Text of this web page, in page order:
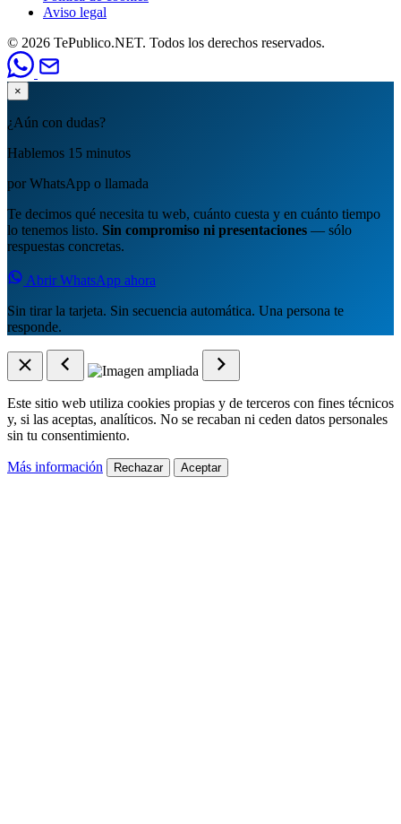
Aviso legal
© 2026 TePublico.NET. Todos los derechos reservados.
×
¿Aún con dudas?
Hablemos 15 minutos
por WhatsApp o llamada
Te decimos qué necesita tu web, cuánto cuesta y en cuánto tiempo
lo tenemos listo. Sin compromiso ni presentaciones — sólo
respuestas concretas.
Abrir WhatsApp ahora
Sin tirar la tarjeta. Sin secuencia automática. Una persona te
responde.
Este sitio web utiliza cookies propias y de terceros con fines técnicos
y, si las aceptas, analíticos. No se recaban ni ceden datos personales
sin tu consentimiento.
Más información Rechazar Aceptar